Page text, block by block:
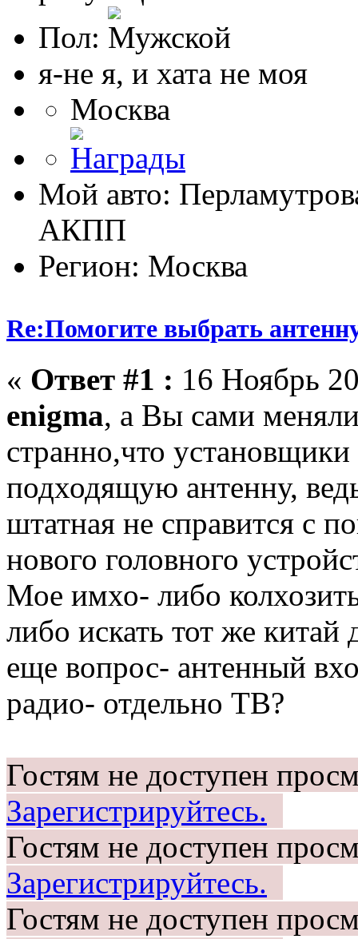
Пол:
я-не я, и хата не моя
Москва
Мой авто:
АКПП
Регион: Москва
Re:Помогите выбрать
« Ответ #1 : 16 Ноябрь
enigma, а Вы сами
странно,что установщики
подходящую антенну,
штатная не справится с
нового головного
Мое имхо- либо
либо искать тот же
еще вопрос- антенный
радио- отдельно ТВ?
Гостям не доступен
Зарегистрируйтесь.
Гостям не доступен
Зарегистрируйтесь.
Гостям не доступен